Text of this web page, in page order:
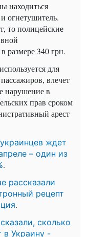
находиться
огнетушитель.
то полицейские
размере 340 грн.
для
влечет
нарушение в
прав сроком
арест
украинцев ждет
– один из
.
рассказали
рецепт
.
сколько
в Украину -